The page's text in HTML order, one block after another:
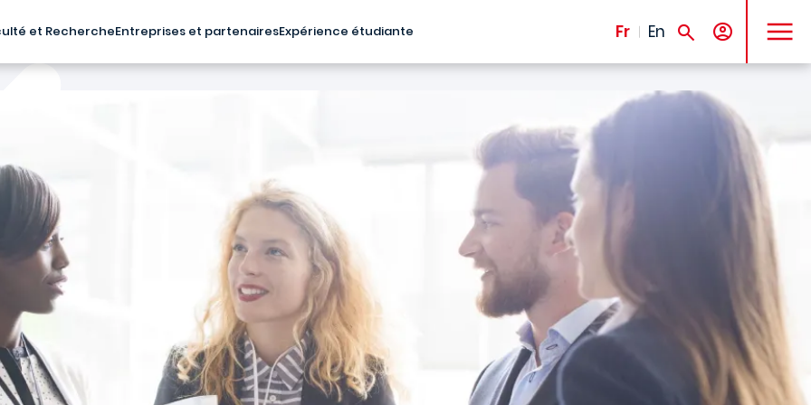
et RechercheEntreprises et partenairesExpérience étudiante Fr En
MENU